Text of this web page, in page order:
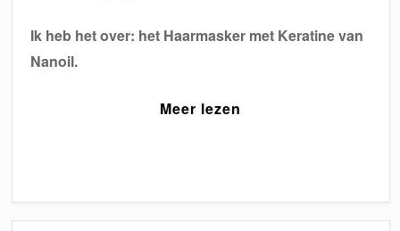
Ik heb het over: het Haarmasker met Keratine van
Nanoil.
Meer lezen